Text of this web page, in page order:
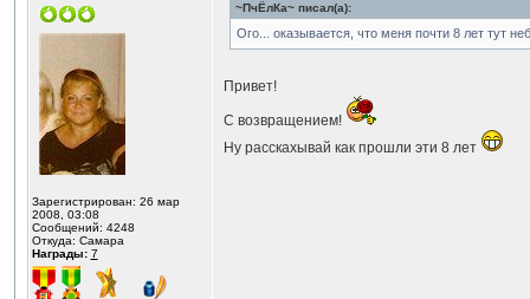
Зарегистрирован: 26 мар
2008, 03:08
Сообщений: 4248
Откуда: Самара
Награды: 7
~ПчЁлКа~ писал(а):
Ого... оказывается, что меня почти 8 лет тут
Привет!
С возвращением!
Ну расскахывай как прошли эти 8 лет